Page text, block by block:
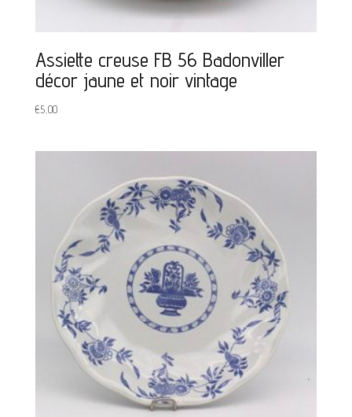
Assiette creuse FB 56 Badonviller
décor jaune et noir vintage
€5,00